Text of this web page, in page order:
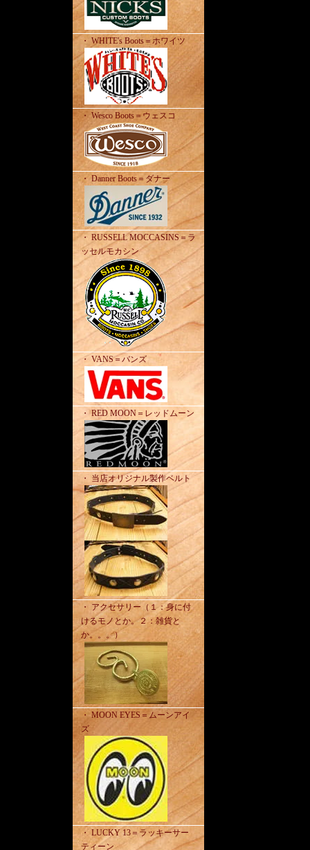
・ WHITE's Boots＝ホワイツ
・ Wesco Boots＝ウェスコ
・ Danner Boots＝ダナー
・ RUSSELL MOCCASINS＝ラ
ッセルモカシン
・ VANS＝バンズ
・ RED MOON＝レッドムーン
・ 当店オリジナル製作ベルト
・ アクセサリー（１：身に付
けるモノとか。２：雑貨と
か。。。）
・ MOON EYES＝ムーンアイ
ズ
・ LUCKY 13＝ラッキーサー
ティーン